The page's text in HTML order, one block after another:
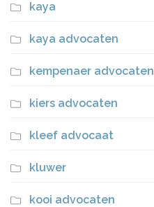
kaya
kaya advocaten
kempenaer advocaten
kiers advocaten
kleef advocaat
kluwer
kooi advocaten